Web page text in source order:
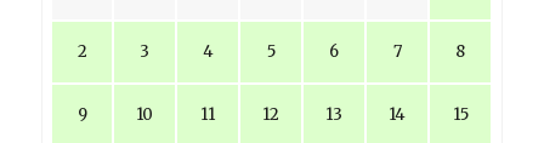
2 3 4 5 6 7 8
9 10 11 12 13 14 15